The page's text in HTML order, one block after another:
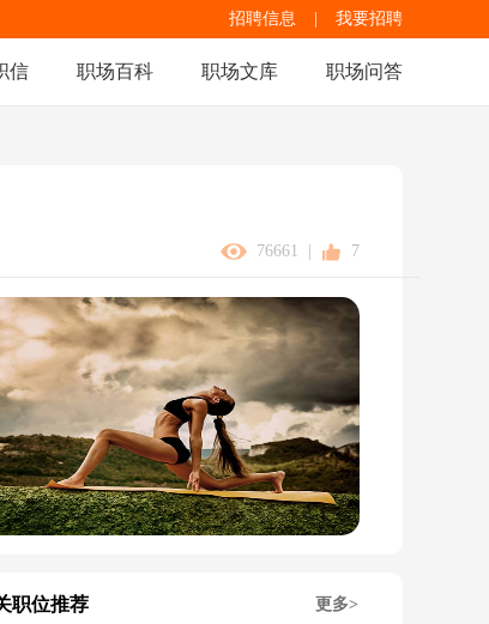
招聘信息 我要招聘
信 职场百科 职场文库 职场问答
76661 7
职位推荐 更多>